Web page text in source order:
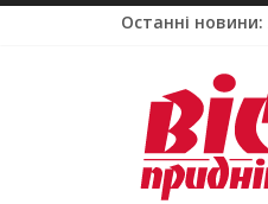
Останні новини: